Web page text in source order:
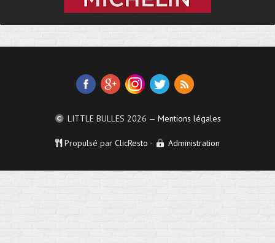
LITTLE BULLES 2026 — Mentions légales
Propulsé parClicResto - Administration